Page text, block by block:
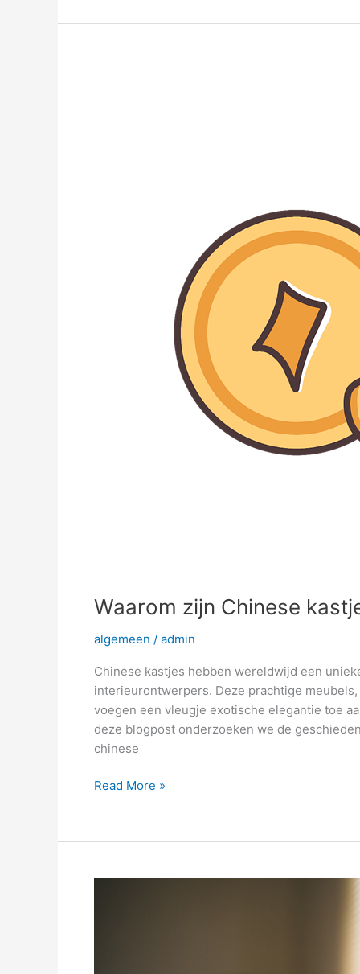
Waarom zijn Chinese
algemeen / admin
Chinese kastjes hebben wereldwijd een
interieurontwerpers. Deze prachtige
voegen een vleugje exotische elegantie toe
deze blogpost onderzoeken we de
chinese
Read More »